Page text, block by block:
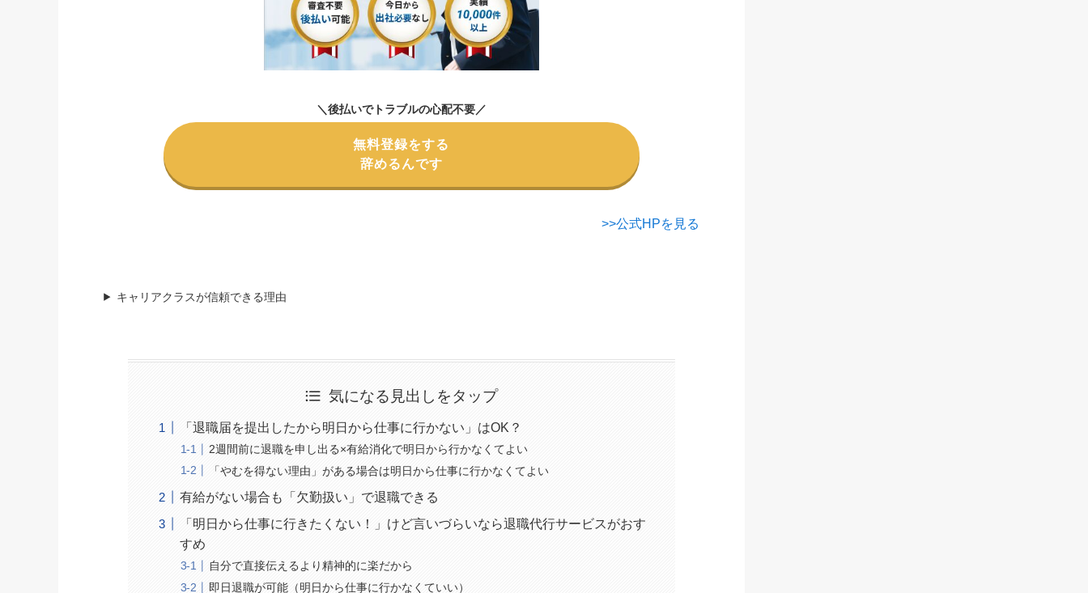
＼後払いでトラブルの心配不要／
無料登録をする
辞めるんです
>>公式HPを見る
キャリアクラスが信頼できる理由
気になる見出しをタップ
「退職届を提出したから明日から仕事に行かない」はOK？
2週間前に退職を申し出る×有給消化で明日から行かなくてよい
「やむを得ない理由」がある場合は明日から仕事に行かなくてよい
有給がない場合も「欠勤扱い」で退職できる
「明日から仕事に行きたくない！」けど言いづらいなら退職代行サービスがおす
すめ
自分で直接伝えるより精神的に楽だから
即日退職が可能（明日から仕事に行かなくていい）